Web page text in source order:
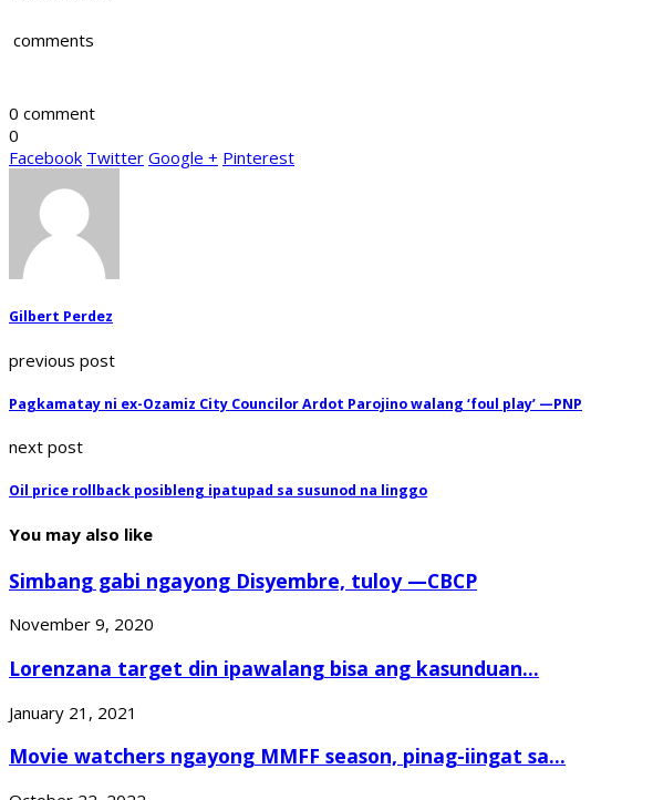
comments
0 comment
0
Facebook Twitter Google + Pinterest
Gilbert Perdez
previous post
Pagkamatay ni ex-Ozamiz City Councilor Ardot Parojino walang ‘foul play’ —PNP
next post
Oil price rollback posibleng ipatupad sa susunod na linggo
You may also like
Simbang gabi ngayong Disyembre, tuloy —CBCP
November 9, 2020
Lorenzana target din ipawalang bisa ang kasunduan...
January 21, 2021
Movie watchers ngayong MMFF season, pinag-iingat sa...